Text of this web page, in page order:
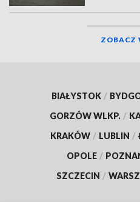
ZOBACZ
BIAŁYSTOK /
GORZÓW WLKP. /
KRAKÓW / LUBLIN /
OPOLE /
SZCZECIN /